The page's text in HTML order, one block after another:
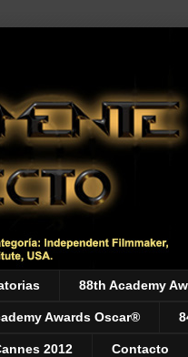
88th Academy
Awards Oscar®
2012 Contacto